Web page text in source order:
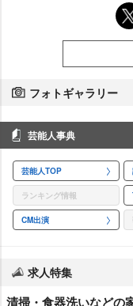
フォトギャラリー
芸能人事典
芸能人TOP
ランキング情報
CM出演
求人特集
清掃・食器洗いなどの